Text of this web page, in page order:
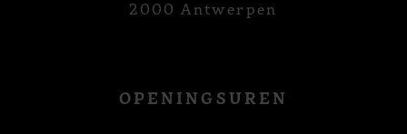
2000 Antwerpen
OPENINGSUREN